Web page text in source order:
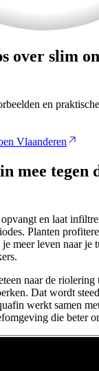
over slim
en
Vlaanderen
mee tegen
en laat
Planten
meer leven naar je
naar de riolering
Dat wordt
werkt samen
die beter